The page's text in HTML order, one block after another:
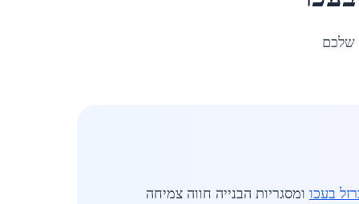
שלכם
בעכו ומסגריות הבנייה חווה צמיחה